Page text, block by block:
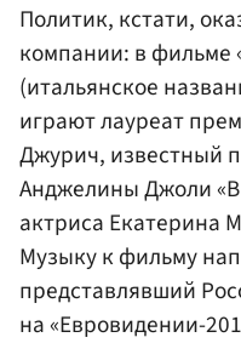
Политик, кстати,
компании: в фильме
(итальянское
играют лауреат
Джурич, известный
Анджелины Джоли
актриса Екатерина
Музыку к фильму
представлявший
на «Евровидении-